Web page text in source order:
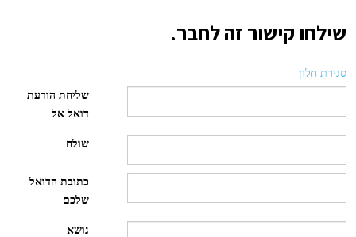
שילחו קישור זה לחבר.
סגירת חלון
שליחת הודעת
דואל אל
שולח
כתובת הדואל
שלכם
נושא